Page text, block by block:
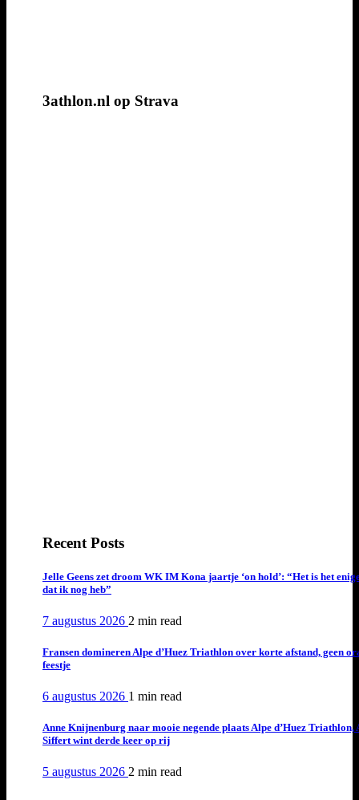
3athlon.nl op Strava
Recent Posts
Jelle Geens zet droom WK IM Kona jaartje ‘on hold’: “Het is het
dat ik nog heb”
7 augustus 2026 2 min read
Fransen domineren Alpe d’Huez Triathlon over korte afstand, geen
feestje
6 augustus 2026 1 min read
Anne Knijnenburg naar mooie negende plaats Alpe d’Huez Triathlon,
Siffert wint derde keer op rij
5 augustus 2026 2 min read